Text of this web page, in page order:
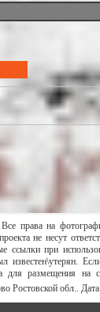
права на
не несут
ссылки при
для размещения
Ростовской обл..